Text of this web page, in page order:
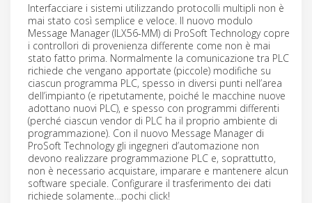
Interfacciare i sistemi utilizzando protocolli multipli non è
mai stato così semplice e veloce. Il nuovo modulo
Message Manager (ILX56-MM) di ProSoft Technology copre
i controllori di provenienza differente come non è mai
stato fatto prima. Normalmente la comunicazione tra PLC
richiede che vengano apportate (piccole) modifiche su
ciascun programma PLC, spesso in diversi punti nell’area
dell’impianto (e ripetutamente, poiché le macchine nuove
adottano nuovi PLC), e spesso con programmi differenti
(perché ciascun vendor di PLC ha il proprio ambiente di
programmazione). Con il nuovo Message Manager di
ProSoft Technology gli ingegneri d’automazione non
devono realizzare programmazione PLC e, soprattutto,
non è necessario acquistare, imparare e mantenere alcun
software speciale. Configurare il trasferimento dei dati
richiede solamente…pochi click!